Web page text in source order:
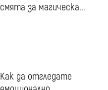
смята за магическа...
Как да отгледате